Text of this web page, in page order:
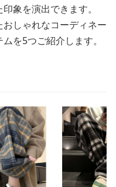
象を演出できます。
しゃれなコーディネー
を5つご紹介します。